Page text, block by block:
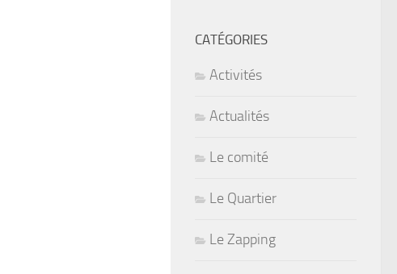
CATÉGORIES
Activités
Actualités
Le comité
Le Quartier
Le Zapping